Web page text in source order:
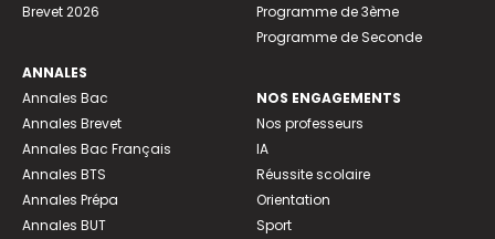
Brevet 2026
ANNALES
Annales Bac
Annales Brevet
Annales Bac Français
Annales BTS
Annales Prépa
Annales BUT
Programme de 3ème
Programme de Seconde
NOS ENGAGEMENTS
Nos professeurs
IA
Réussite scolaire
Orientation
Sport